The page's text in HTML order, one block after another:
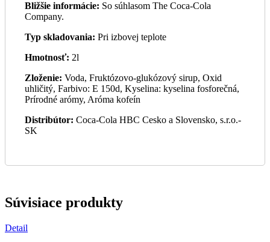
Bližšie informácie: So súhlasom The Coca-Cola
Company.
Typ skladovania: Pri izbovej teplote
Hmotnosť: 2l
Zloženie: Voda, Fruktózovo-glukózový sirup, Oxid
uhličitý, Farbivo: E 150d, Kyselina: kyselina fosforečná,
Prírodné arómy, Aróma kofeín
Distribútor: Coca-Cola HBC Cesko a Slovensko, s.r.o.-
SK
Súvisiace produkty
Detail